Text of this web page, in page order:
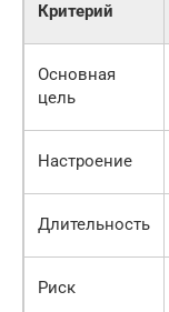
Критерий
Основная
цель
Настроение
Длительность
Риск